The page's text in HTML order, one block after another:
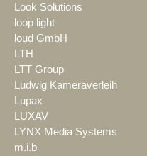
Look Solutions
loop light
loud GmbH
LTH
LTT Group
Ludwig Kameraverleih
Lupax
LUXAV
LYNX Media Systems
m.i.b